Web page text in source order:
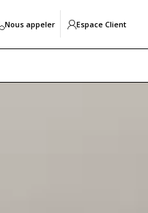
Nous appeler Espace Client